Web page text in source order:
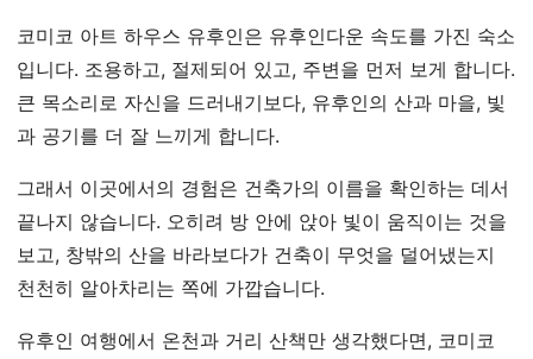
코미코 아트 하우스 유후인은 유후인다운 속도를 가진 숙소
입니다. 조용하고, 절제되어 있고, 주변을 먼저 보게 합니다.
큰 목소리로 자신을 드러내기보다, 유후인의 산과 마을, 빛
과 공기를 더 잘 느끼게 합니다.
그래서 이곳에서의 경험은 건축가의 이름을 확인하는 데서
끝나지 않습니다. 오히려 방 안에 앉아 빛이 움직이는 것을
보고, 창밖의 산을 바라보다가 건축이 무엇을 덜어냈는지
천천히 알아차리는 쪽에 가깝습니다.
유후인 여행에서 온천과 거리 산책만 생각했다면, 코미코